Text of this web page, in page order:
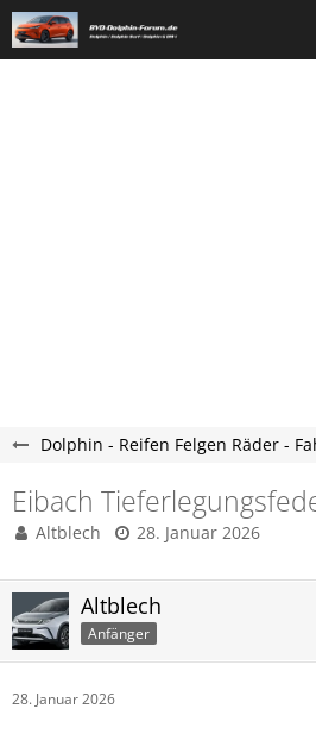
Dolphin - Reifen Felgen Räder -
Eibach
Altblech 28. Januar 2026
Altblech
Anfänger
28. Januar 2026